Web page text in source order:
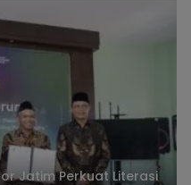
Jatim Perkuat Literasi